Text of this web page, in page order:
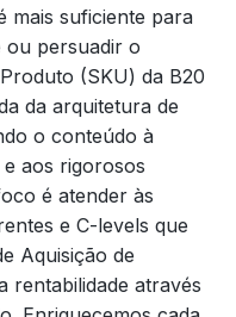
mais suficiente para
ou persuadir o
(SKU) da B20
da arquitetura de
o conteúdo à
aos rigorosos
é atender às
e C-levels que
Aquisição de
rentabilidade através